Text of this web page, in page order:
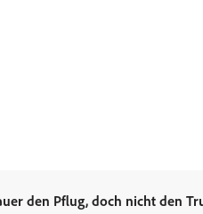
den Pflug, doch nicht den